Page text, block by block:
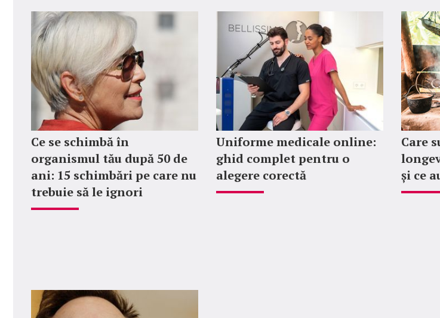
Ce se schimbă în
organismul tău după 50 de
ani: 15 schimbări pe care nu
trebuie să le ignori
Uniforme medicale online:
ghid complet pentru o
alegere corectă
Care
și ce